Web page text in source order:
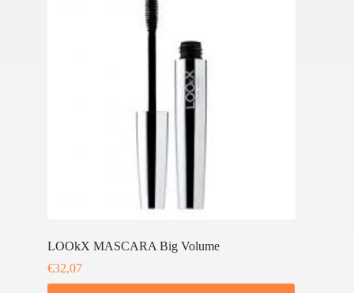
LOOkX MASCARA Big Volume
€32,07